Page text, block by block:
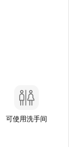
可使用洗手间